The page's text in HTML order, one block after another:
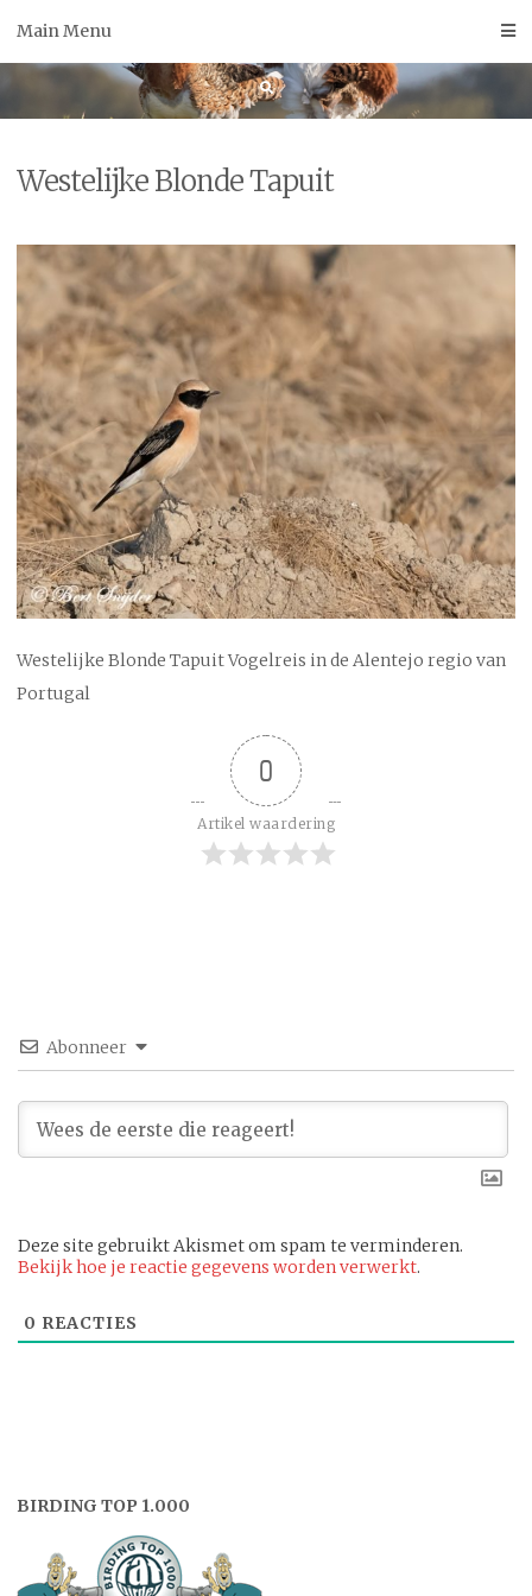
Main Menu
Westelijke Blonde Tapuit
Westelijke Blonde Tapuit Vogelreis in de Alentejo regio van
Portugal
0
Artikel waardering
Abonneer
Deze site gebruikt Akismet om spam te verminderen.
Bekijk hoe je reactie gegevens worden verwerkt.
0 REACTIES
BIRDING TOP 1.000